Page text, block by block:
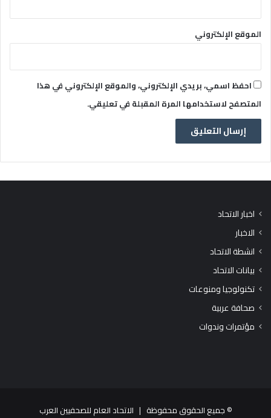
الموقع الإلكتروني
احفظ اسمي، بريدي الإلكتروني، والموقع الإلكتروني في هذا
المتصفح لاستخدامها المرة المقبلة في تعليقي.
اخبار الاتحاد
الاخبار
انشطة الاتحاد
بيانات الاتحاد
تكنولوجيا ومنوعات
صحافة عربية
مؤتمرات وندوات
© جميع الحقوق محفوظة | الاتحاد العام للصحفيين العرب